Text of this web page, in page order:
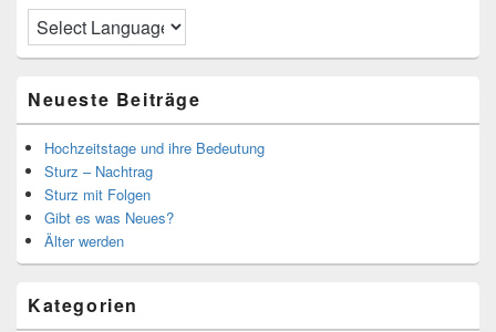
Neueste Beiträge
Hochzeitstage und ihre Bedeutung
Sturz – Nachtrag
Sturz mit Folgen
Gibt es was Neues?
Älter werden
Kategorien